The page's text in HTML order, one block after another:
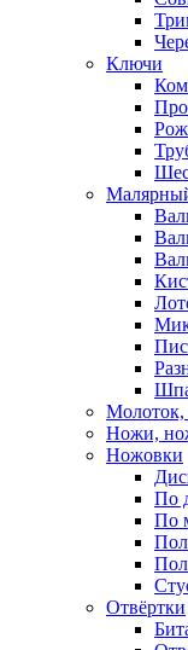
Ключи
Молоток,
Ножи,
Ножовки
По
По
Отвёртки